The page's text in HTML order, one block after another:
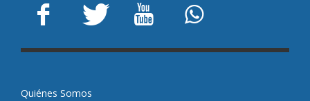
Quiénes Somos